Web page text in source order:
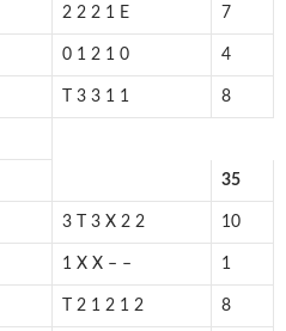
2 2 2 1 E 7
0 1 2 1 0 4
T 3 3 1 1 8
35
3 T 3 X 2 2 10
1 X X – – 1
T 2 1 2 1 2 8